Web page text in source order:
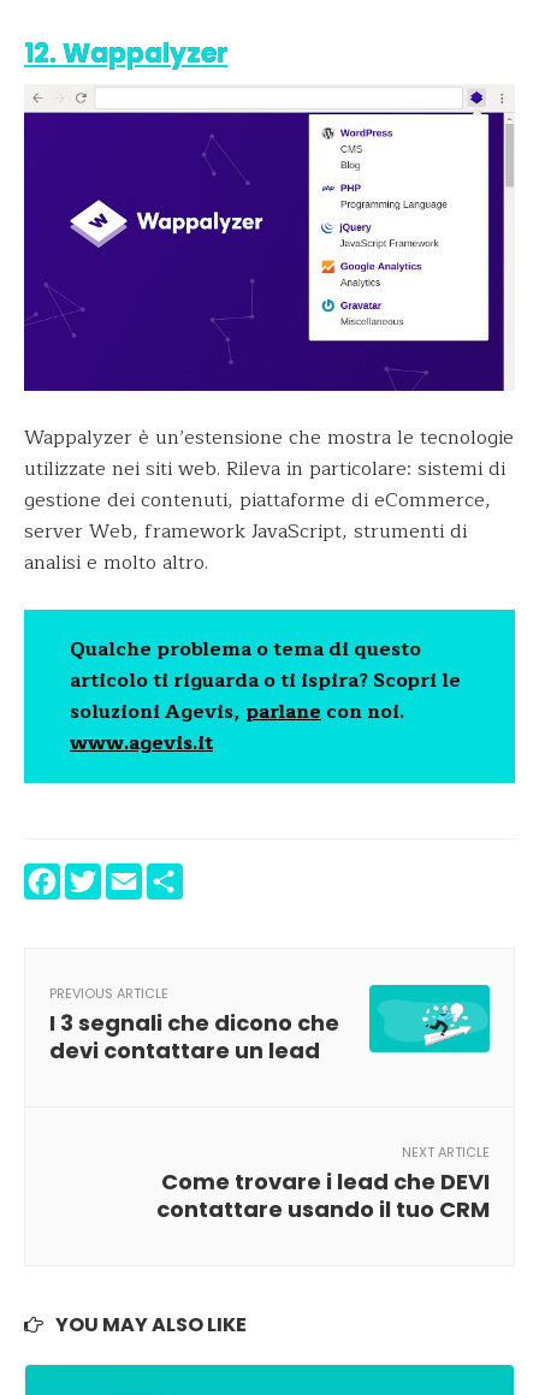
12. Wappalyzer
Wappalyzer è un’estensione che mostra le tecnologie
utilizzate nei siti web. Rileva in particolare: sistemi di
gestione dei contenuti, piattaforme di eCommerce,
server Web, framework JavaScript, strumenti di
analisi e molto altro.
Qualche problema o tema di questo
articolo ti riguarda o ti ispira? Scopri le
soluzioni Agevis, parlanecon noi.
www.agevis.it
Facebook
Twitter
Email
PREVIOUS ARTICLE
I 3 segnali che dicono che
devi contattare un lead
NEXT ARTICLE
Come trovare i lead che DEVI
contattare usando il tuo CRM
YOU MAY ALSO LIKE